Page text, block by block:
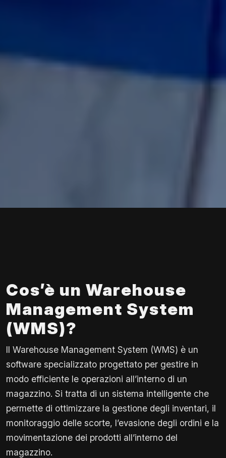
Cos’è un Warehouse
Management System
(WMS)?
Il Warehouse Management System (WMS) è un
software specializzato progettato per gestire in
modo efficiente le operazioni all’interno di un
magazzino. Si tratta di un sistema intelligente che
permette di ottimizzare la gestione degli inventari, il
monitoraggio delle scorte, l’evasione degli ordini e la
movimentazione dei prodotti all’interno del
magazzino.